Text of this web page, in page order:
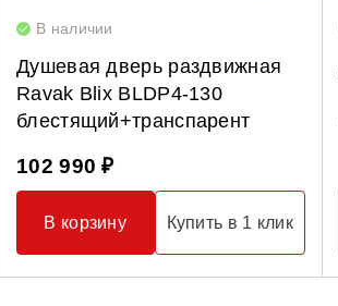
В наличии
Душевая дверь раздвижная
Ravak Blix BLDP4-130
блестящий+транспарент
102 990 ₽
В корзину Купить в 1 клик